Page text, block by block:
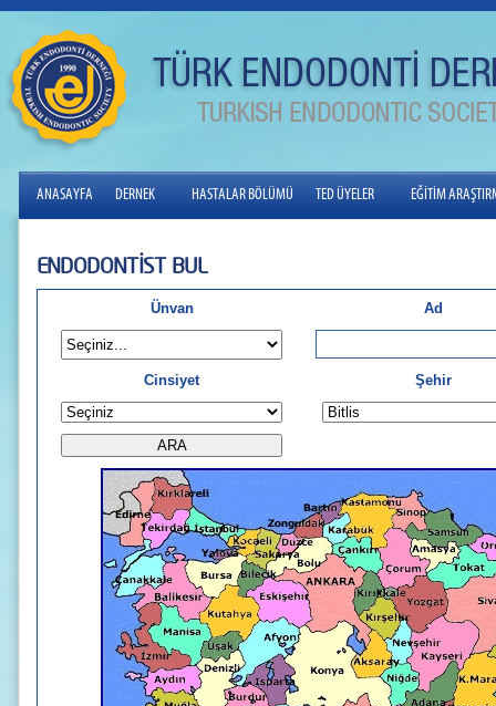
ANASAYFA DERNEK HASTALAR BÖLÜMÜ TED ÜYELER EĞİTİM
ENDODONTİST BUL
Ünvan Ad
Cinsiyet Şehir